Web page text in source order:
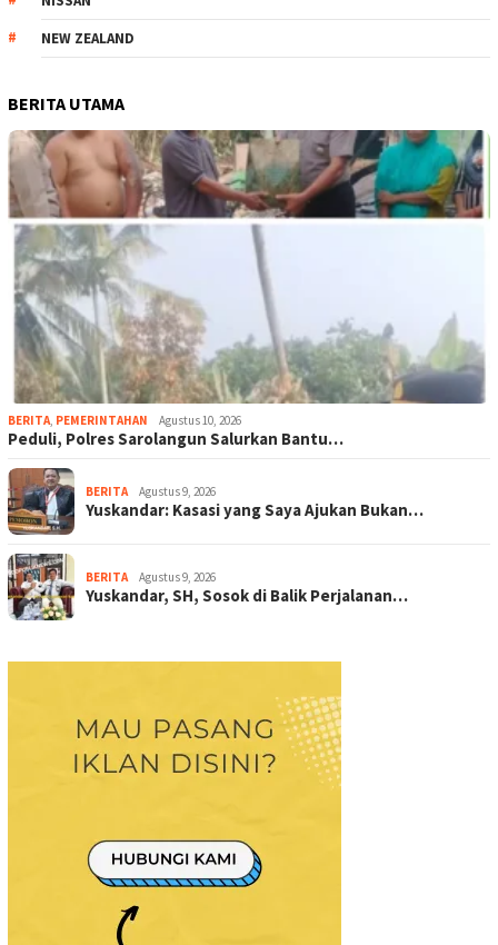
NEW ZEALAND
BERITA UTAMA
BERITA, PEMERINTAHAN Agustus 10, 2026
Peduli, Polres Sarolangun Salurkan Bantu…
BERITA Agustus 9, 2026
Yuskandar: Kasasi yang Saya Ajukan Bukan…
BERITA Agustus 9, 2026
Yuskandar, SH, Sosok di Balik Perjalanan…